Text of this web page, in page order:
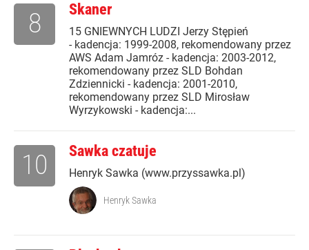
Skaner
15 GNIEWNYCH LUDZI Jerzy Stępień
- kadencja: 1999-2008, rekomendowany przez
AWS Adam Jamróz - kadencja: 2003-2012,
rekomendowany przez SLD Bohdan
Zdziennicki - kadencja: 2001-2010,
rekomendowany przez SLD Mirosław
Wyrzykowski - kadencja:...
8
Sawka czatuje
Henryk Sawka (www.przyssawka.pl)
10
Henryk Sawka